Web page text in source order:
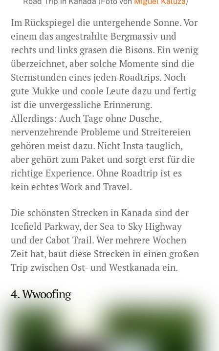
Im Rückspiegel die untergehende Sonne. Vor
einem das angestrahlte Bergmassiv und
rechts und links grasen die Bisons. Ein wenig
überzeichnet, aber solche Momente sind die
Sternstunden eines jeden Roadtrips. Noch
gute Mukke und coole Leute dazu und fertig
ist die unvergessliche Erinnerung.
Allerdings: Auch Tage ohne Dusche,
nervenzehrende Probleme und Streitereien
gehören meist dazu. Nicht Insta tauglich,
aber gehört zum Paket und sorgt erst für die
richtige Experience. Ohne Roadtrip ist es
kein echtes Work and Travel.
Die schönsten Strecken in Kanada sind der
Icefield Parkway, der Sea to Sky Highway
und der Cabot Trail. Wer mehrere Wochen
Zeit hat, baut diese Strecken in einen großen
Trip zwischen Ost- und Westkanada ein.
4. Wwoofing